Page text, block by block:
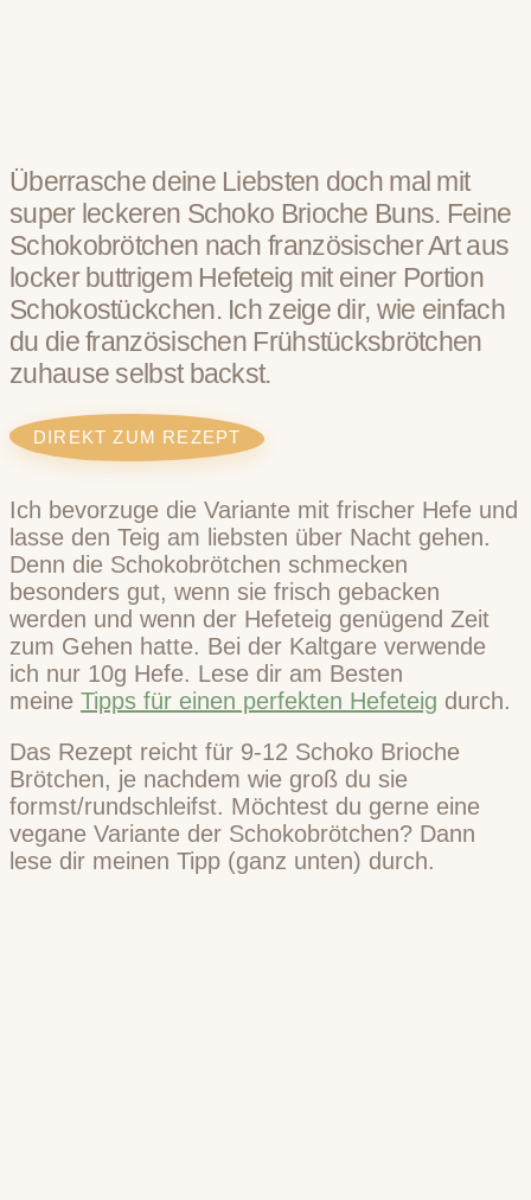
Überrasche deine Liebsten doch mal mit
super leckeren Schoko Brioche Buns. Feine
Schokobrötchen nach französischer Art aus
locker buttrigem Hefeteig mit einer Portion
Schokostückchen. Ich zeige dir, wie einfach
du die französischen Frühstücksbrötchen
zuhause selbst backst.
DIREKT ZUM REZEPT
Ich bevorzuge die Variante mit frischer Hefe und
lasse den Teig am liebsten über Nacht gehen.
Denn die Schokobrötchen schmecken
besonders gut, wenn sie frisch gebacken
werden und wenn der Hefeteig genügend Zeit
zum Gehen hatte. Bei der Kaltgare verwende
ich nur 10g Hefe. Lese dir am Besten
meine Tipps für einen perfekten Hefeteig durch.
Das Rezept reicht für 9-12 Schoko Brioche
Brötchen, je nachdem wie groß du sie
formst/rundschleifst. Möchtest du gerne eine
vegane Variante der Schokobrötchen? Dann
lese dir meinen Tipp (ganz unten) durch.